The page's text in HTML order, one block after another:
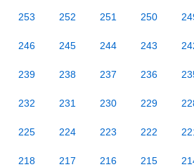
253 252 251 250
246 245 244 243
239 238 237 236
232 231 230 229
225 224 223 222
218 217 216 215